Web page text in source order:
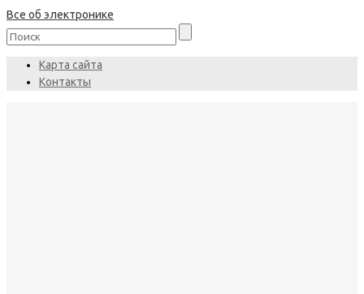
Все об электронике
Карта сайта
Контакты